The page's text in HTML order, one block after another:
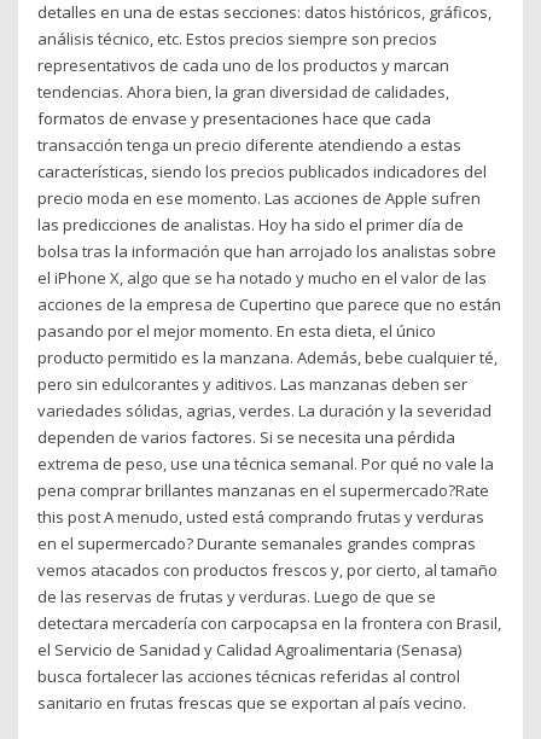
detalles en una de estas secciones: datos históricos, gráficos,
análisis técnico, etc. Estos precios siempre son precios
representativos de cada uno de los productos y marcan
tendencias. Ahora bien, la gran diversidad de calidades,
formatos de envase y presentaciones hace que cada
transacción tenga un precio diferente atendiendo a estas
características, siendo los precios publicados indicadores del
precio moda en ese momento. Las acciones de Apple sufren
las predicciones de analistas. Hoy ha sido el primer día de
bolsa tras la información que han arrojado los analistas sobre
el iPhone X, algo que se ha notado y mucho en el valor de las
acciones de la empresa de Cupertino que parece que no están
pasando por el mejor momento. En esta dieta, el único
producto permitido es la manzana. Además, bebe cualquier té,
pero sin edulcorantes y aditivos. Las manzanas deben ser
variedades sólidas, agrias, verdes. La duración y la severidad
dependen de varios factores. Si se necesita una pérdida
extrema de peso, use una técnica semanal. Por qué no vale la
pena comprar brillantes manzanas en el supermercado?Rate
this post A menudo, usted está comprando frutas y verduras
en el supermercado? Durante semanales grandes compras
vemos atacados con productos frescos y, por cierto, al tamaño
de las reservas de frutas y verduras. Luego de que se
detectara mercadería con carpocapsa en la frontera con Brasil,
el Servicio de Sanidad y Calidad Agroalimentaria (Senasa)
busca fortalecer las acciones técnicas referidas al control
sanitario en frutas frescas que se exportan al país vecino.